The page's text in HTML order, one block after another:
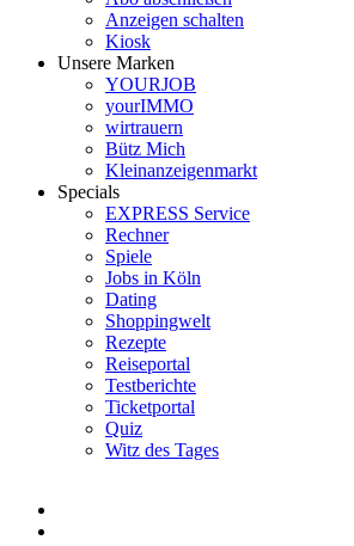
Anzeigen schalten
Kiosk
Unsere Marken
YOURJOB
yourIMMO
wirtrauern
Bütz Mich
Kleinanzeigenmarkt
Specials
EXPRESS Service
Rechner
Spiele
Jobs in Köln
Dating
Shoppingwelt
Rezepte
Reiseportal
Testberichte
Ticketportal
Quiz
Witz des Tages